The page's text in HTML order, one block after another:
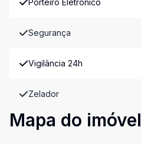
Porteiro Eletrônico
Segurança
Vigilância 24h
Zelador
Mapa do imóvel